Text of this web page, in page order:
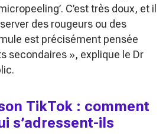
C’est très doux, et il
des rougeurs ou des
est précisément pensée
secondaires », explique le Dr
TikTok : comment
s’adressent-ils